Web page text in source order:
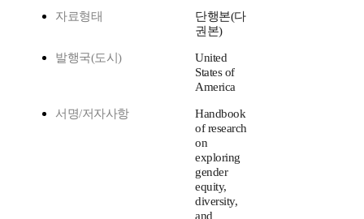
자료형태
단행본(다
권본)
발행국(도시)
United
States of
America
서명/저자사항
Handbook
of research
on
exploring
gender
equity,
diversity,
and